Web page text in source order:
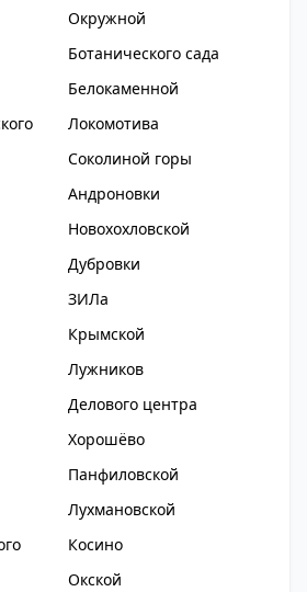
Окружной
Ботанического сада
Белокаменной
Локомотива
Соколиной горы
Андроновки
Новохохловской
Дубровки
ЗИЛа
Крымской
Лужников
Делового центра
Хорошёво
Панфиловской
Лухмановской
Косино
Окской